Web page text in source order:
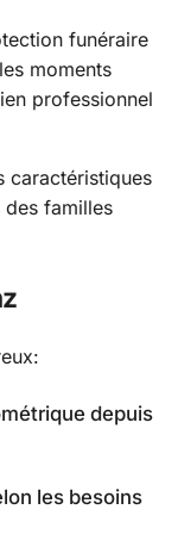
funéraire
moments
professionnel
caractéristiques
des familles
depuis
les besoins